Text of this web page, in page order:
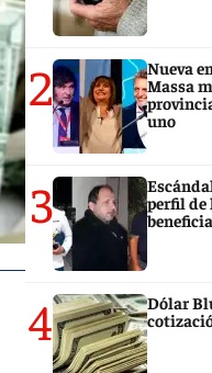
2
Nueva
Massa
uno
3
perfil de
4
Dólar